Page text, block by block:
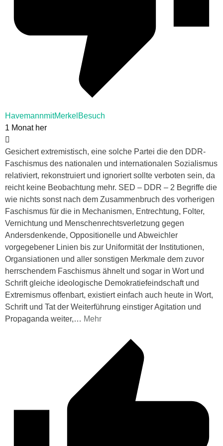
HavemannmitMerkelBesuch
1 Monat her
Gesichert extremistisch, eine solche Partei die den DDR-
Faschismus des nationalen und internationalen Sozialismus
relativiert, rekonstruiert und ignoriert sollte verboten sein, da
reicht keine Beobachtung mehr. SED – DDR – 2 Begriffe die
wie nichts sonst nach dem Zusammenbruch des vorherigen
Faschismus für die in Mechanismen, Entrechtung, Folter,
Vernichtung und Menschenrechtsverletzung gegen
Andersdenkende, Oppositionelle und Abweichler
vorgegebener Linien bis zur Uniformität der Institutionen,
Organsiationen und aller sonstigen Merkmale dem zuvor
herrschendem Faschismus ähnelt und sogar in Wort und
Schrift gleiche ideologische Demokratiefeindschaft und
Extremismus offenbart, existiert einfach auch heute in Wort,
Schrift und Tat der Weiterführung einstiger Agitation und
Propaganda weiter,… Mehr